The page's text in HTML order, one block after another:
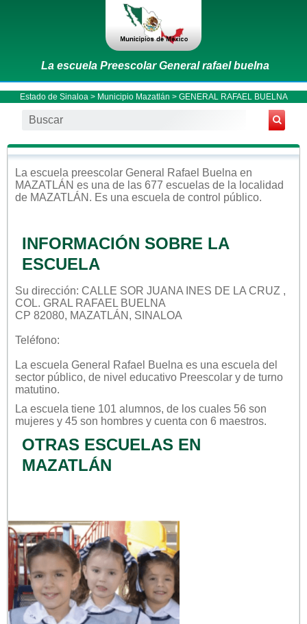
La escuela Preescolar General rafael buelna
Estado de Sinaloa > Municipio Mazatlán > GENERAL RAFAEL BUELNA
La escuela preescolar General Rafael Buelna en
MAZATLÁN es una de las 677 escuelas de la localidad
de MAZATLÁN . Es una escuela de control público.
INFORMACIÓN SOBRE LA
ESCUELA
Su dirección: CALLE SOR JUANA INES DE LA CRUZ ,
COL. GRAL RAFAEL BUELNA
CP 82080, MAZATLÁN, SINALOA
Teléfono:
La escuela General Rafael Buelna es una escuela del
sector público, de nivel educativo Preescolar y de turno
matutino.
La escuela tiene 101 alumnos, de los cuales 56 son
mujeres y 45 son hombres y cuenta con 6 maestros.
OTRAS ESCUELAS EN
MAZATLÁN